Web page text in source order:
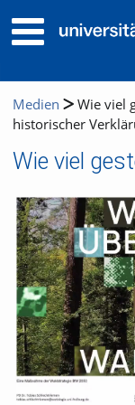
Medien
Wie viel
historischer